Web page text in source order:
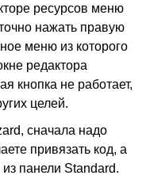
ресурсов меню
нажать правую
меню из которого
редактора
кнопка не работает,
целей.
сначала надо
привязать код, а
панели Standard.